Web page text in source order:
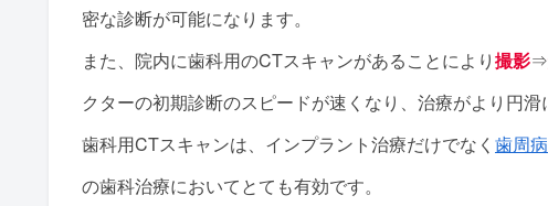
密な診断が可能になります。
また、院内に歯科用のCTスキャンがあることにより撮影⇒
クターの初期診断のスピードが速くなり、治療がより円滑
歯科用CTスキャンは、インプラント治療だけでなく 歯周病
の歯科治療においてとても有効です。